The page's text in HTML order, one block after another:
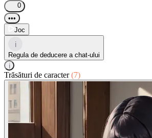
0
•••
Joc
i
Regula de deducere a chat-ului
i
Trăsături de caracter(7)